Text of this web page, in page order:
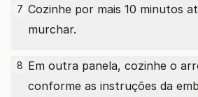
7 Cozinhe por mais 10 minutos
murchar.
8 Em outra panela, cozinhe o
conforme as instruções da